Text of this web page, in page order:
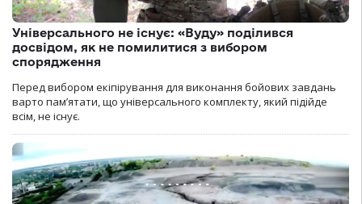
Універсального не існує: «Вуду» поділився
досвідом, як не помилитися з вибором
спорядження
Перед вибором екіпірування для виконання бойових завдань
варто пам’ятати, що універсального комплекту, який підійде
всім, не існує.